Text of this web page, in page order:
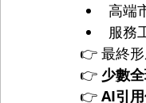
高端
服務
👉 最終形
👉 少數
👉 AI引用